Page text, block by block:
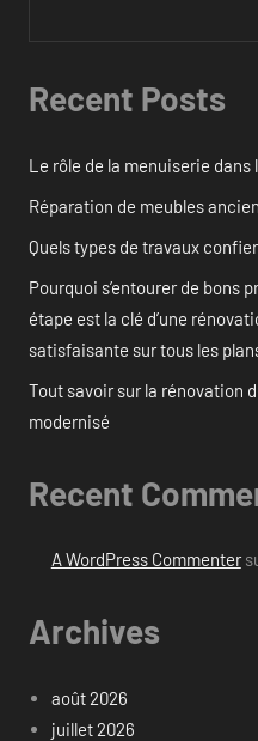
Recent Posts
Le rôle de la menuiserie dans
Réparation de meubles
Quels types de travaux
Pourquoi s’entourer de bons
étape est la clé d’une
satisfaisante sur tous les
Tout savoir sur la rénovation
modernisé
Recent
A WordPress Commenter
Archives
août 2026
juillet 2026